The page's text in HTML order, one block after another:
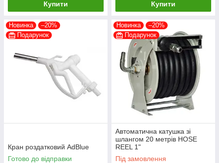
Купити Купити
Новинка
–20%
Подарунок
Кран роздатковий AdBlue
Готово до відправки
Новинка
–20%
Подарунок
Автоматична катушка зі
шлангом 20 метрів HOSE
REEL 1"
Під замовлення